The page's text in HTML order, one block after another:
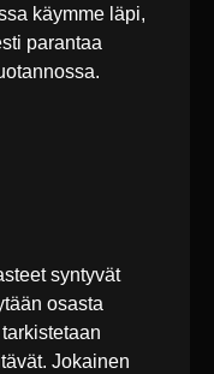
käymme läpi,
parantaa
syntyvät
osasta
Jokainen